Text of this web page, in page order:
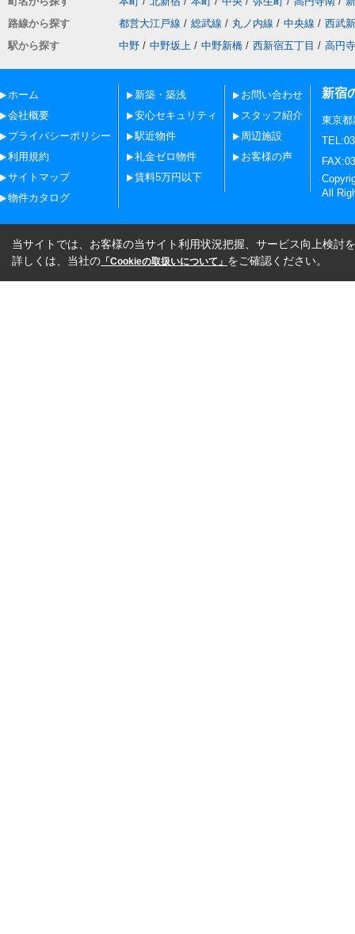
路線から探す
都営大江戸線 / 総武線 / 丸ノ内線 / 中央線 / 西武
駅から探す
中野 / 中野坂上 / 中野新橋 / 西新宿五丁目 / 高円寺
ホーム
会社概要
プライバシーポリシー
利用規約
サイトマップ
物件カタログ
新築・築浅
安心セキュリティ
駅近物件
礼金ゼロ物件
賃料5万円以下
お問い合わせ
スタッフ紹介
周辺施設
お客様の声
新宿
東京都
All
当サイトでは、お客様の当サイト利用状況把握、サービス向上検討
詳しくは、当社の 「Cookieの取扱いについて」 をご確認ください。